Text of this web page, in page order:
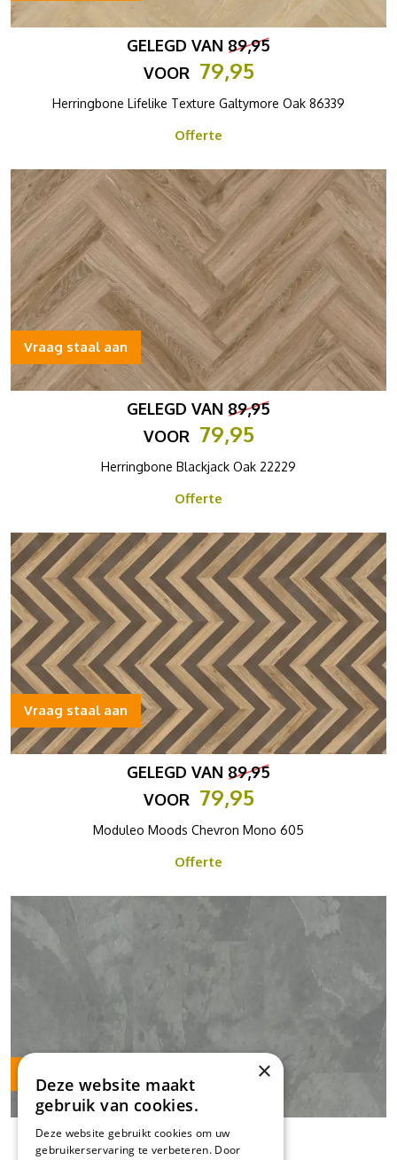
GELEGD VAN 89,95
VOOR 79,95
Herringbone Lifelike Texture Galtymore Oak 86339
Offerte
GELEGD VAN 89,95
VOOR 79,95
Herringbone Blackjack Oak 22229
Offerte
Vraag staal aan
GELEGD VAN 89,95
VOOR 79,95
Moduleo Moods Chevron Mono 605
Offerte
Vraag staal aan
GELEGD VAN89,95
×
Deze website maakt
gebruik van cookies.
Deze website gebruikt cookies om uw
gebruikerservaring te verbeteren. Door